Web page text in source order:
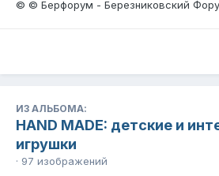
© © Берфорум - Березниковский
ИЗ АЛЬБОМА:
HAND MADE: детские и
игрушки
· 97 изображений